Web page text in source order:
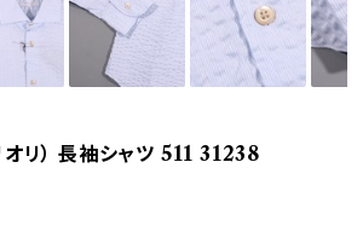
リ） 長袖シャツ 511 31238